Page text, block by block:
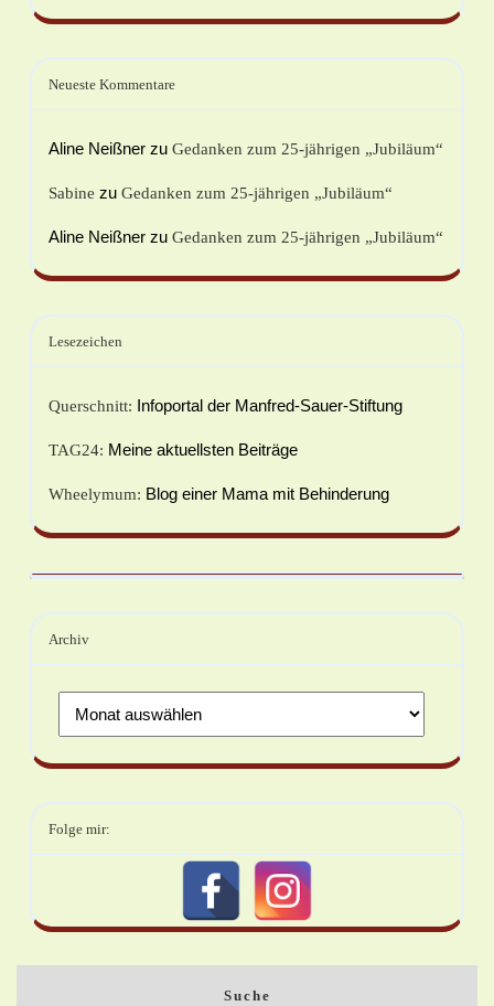
Neueste Kommentare
Aline Neißner zu Gedanken zum 25-jährigen „Jubiläum“
Sabine zu Gedanken zum 25-jährigen „Jubiläum“
Aline Neißner zu Gedanken zum 25-jährigen „Jubiläum“
Lesezeichen
Querschnitt: Infoportal der Manfred-Sauer-Stiftung
TAG24: Meine aktuellsten Beiträge
Wheelymum: Blog einer Mama mit Behinderung
Archiv
Folge mir:
Suche